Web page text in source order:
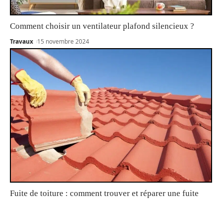
Comment choisir un ventilateur plafond silencieux ?
Travaux 15 novembre 2024
Fuite de toiture : comment trouver et réparer une fuite